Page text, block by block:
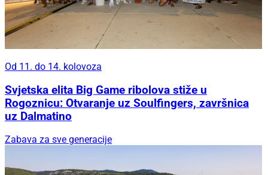
Od 11. do 14. kolovoza
Svjetska elita Big Game ribolova stiže u
Rogoznicu: Otvaranje uz Soulfingers, završnica
uz Dalmatino
Zabava za sve generacije